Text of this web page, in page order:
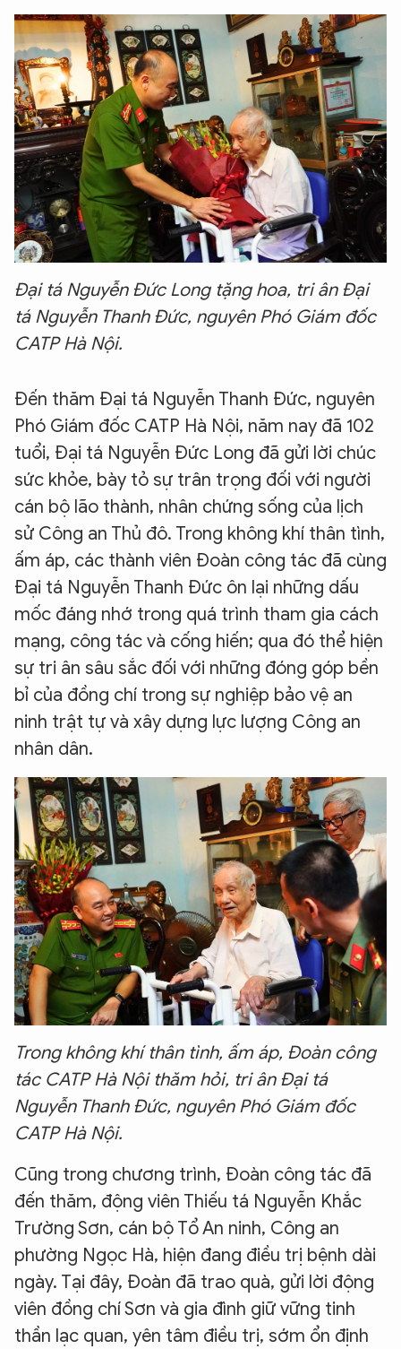
Đại tá Nguyễn Đức Long tặng hoa, tri ân Đại
tá Nguyễn Thanh Đức, nguyên Phó Giám đốc
CATP Hà Nội.
Đến thăm Đại tá Nguyễn Thanh Đức, nguyên
Phó Giám đốc CATP Hà Nội, năm nay đã 102
tuổi, Đại tá Nguyễn Đức Long đã gửi lời chúc
sức khỏe, bày tỏ sự trân trọng đối với người
cán bộ lão thành, nhân chứng sống của lịch
sử Công an Thủ đô. Trong không khí thân tình,
ấm áp, các thành viên Đoàn công tác đã cùng
Đại tá Nguyễn Thanh Đức ôn lại những dấu
mốc đáng nhớ trong quá trình tham gia cách
mạng, công tác và cống hiến; qua đó thể hiện
sự tri ân sâu sắc đối với những đóng góp bền
bỉ của đồng chí trong sự nghiệp bảo vệ an
ninh trật tự và xây dựng lực lượng Công an
nhân dân.
Trong không khí thân tình, ấm áp, Đoàn công
tác CATP Hà Nội thăm hỏi, tri ân Đại tá
Nguyễn Thanh Đức, nguyên Phó Giám đốc
CATP Hà Nội.
Cũng trong chương trình, Đoàn công tác đã
đến thăm, động viên Thiếu tá Nguyễn Khắc
Trường Sơn, cán bộ Tổ An ninh, Công an
phường Ngọc Hà, hiện đang điều trị bệnh dài
ngày. Tại đây, Đoàn đã trao quà, gửi lời động
viên đồng chí Sơn và gia đình giữ vững tinh
thần lạc quan, yên tâm điều trị, sớm ổn định